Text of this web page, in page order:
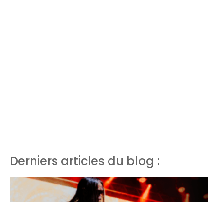
Derniers articles du blog :